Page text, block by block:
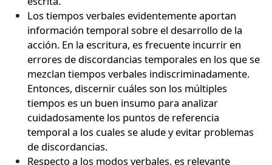
Los tiempos verbales evidentemente aportan
información temporal sobre el desarrollo de la
acción. En la escritura, es frecuente incurrir en
errores de discordancias temporales en los que se
mezclan tiempos verbales indiscriminadamente.
Entonces, discernir cuáles son los múltiples
tiempos es un buen insumo para analizar
cuidadosamente los puntos de referencia
temporal a los cuales se alude y evitar problemas
de discordancias.
Respecto a los modos verbales, es relevante